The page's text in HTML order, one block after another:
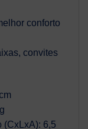
conforto
convites
(CxLxA): 6,5